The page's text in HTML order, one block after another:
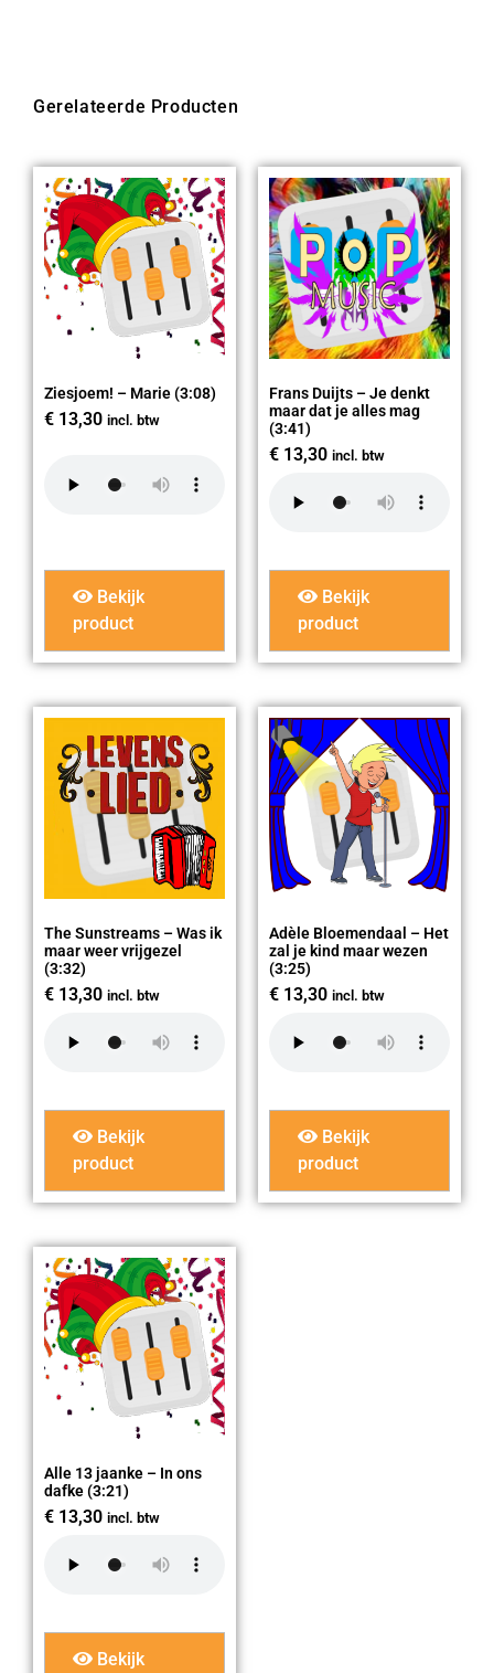
Gerelateerde Producten
Ziesjoem! – Marie (3:08)
€ 13,30 incl. btw
Bekijk
product
Frans Duijts – Je denkt
maar dat je alles mag
(3:41)
€ 13,30 incl. btw
Bekijk
product
The Sunstreams – Was ik
maar weer vrijgezel
(3:32)
€ 13,30 incl. btw
Bekijk
product
Adèle Bloemendaal – Het
zal je kind maar wezen
(3:25)
€ 13,30 incl. btw
Bekijk
product
Alle 13 jaanke – In ons
dafke (3:21)
€ 13,30 incl. btw
Bekijk